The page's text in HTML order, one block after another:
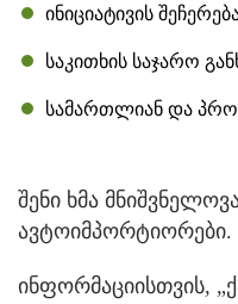
ინიციატივის
საკითხის საჯარო
სამართლიან და
შენი ხმა
ავტოიმპორტიორები.
ინფორმაციისთვის,